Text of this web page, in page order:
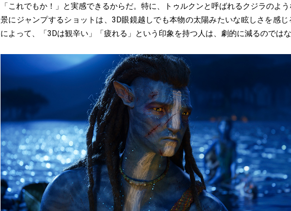
「これでもか！」と実感できるからだ。特に、トゥルクンと呼ばれるクジラのよ
景にジャンプするショットは、3D眼鏡越しでも本物の太陽みたいな眩しさを感じ
によって、「3Dは観辛い」「疲れる」という印象を持つ人は、劇的に減るのではな